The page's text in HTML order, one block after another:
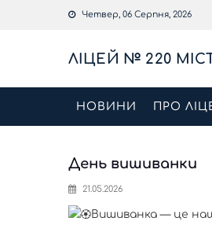
Четвер, 06 Серпня, 2026
ЛІЦЕЙ № 220
НОВИНИ ПРО
День вишиванки
21.05.2026
Вишиванка — це